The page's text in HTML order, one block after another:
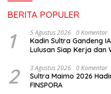
BERITA POPULER
1 5 Agustus 2026 0 Komentar
Kadin Sultra Gandeng
Lulusan Siap Kerja dan
2 3 Agustus 2026 0 Komentar
Sultra Maimo 2026
FINSPORA